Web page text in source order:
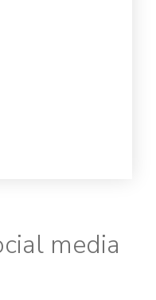
media